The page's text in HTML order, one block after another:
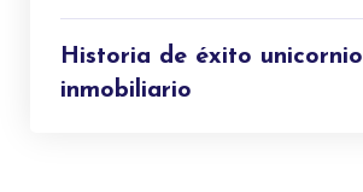
Historia de éxito unicornio
inmobiliario